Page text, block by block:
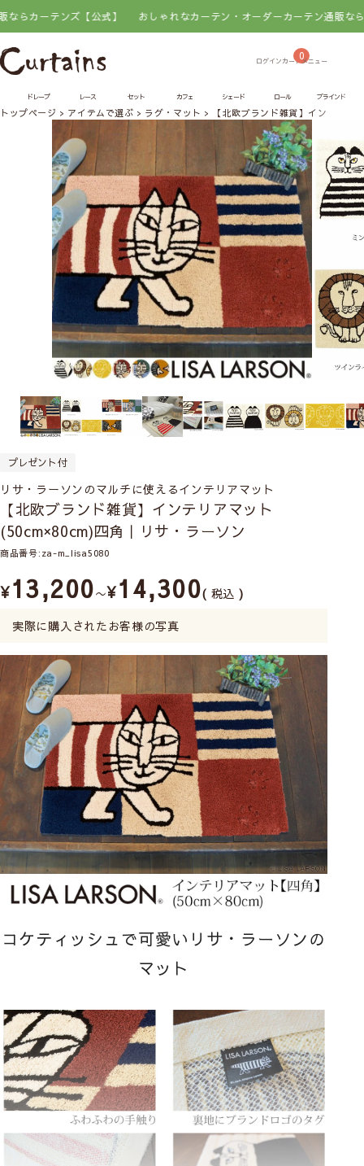
ーテンズ【公式】 おしゃれなカーテン・オーダーカーテン通販ならカー
0
ドレープ レース セット カフェ シェード ロール ブラインド
トップページ アイテムで選ぶ ラグ・マット 【北欧ブランド雑貨】インテリ
プレゼント付
リサ・ラーソンのマルチに使えるインテリアマット
【北欧ブランド雑貨】インテリアマット
(50cm×80cm)四角｜リサ・ラーソン
商品番号 za-m_lisa5080
¥13,200〜¥14,300
税込
実際に購入されたお客様の写真
コケティッシュで可愛いリサ・ラーソンの
マット